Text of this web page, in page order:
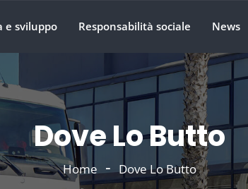
e sviluppo Responsabilità sociale News
Dove Lo Butto
Home Dove Lo Butto